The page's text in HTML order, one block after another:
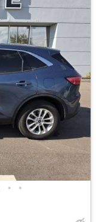
• •